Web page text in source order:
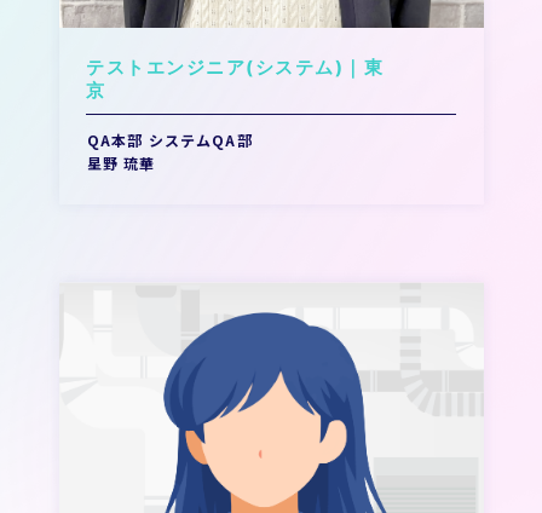
テストエンジニア(システム)｜東
QA本部 システムQA部
星野 琉華